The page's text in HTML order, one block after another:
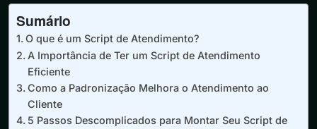
Sumário
O que é um Script de Atendimento?
A Importância de Ter um Script de Atendimento
Eficiente
Como a Padronização Melhora o Atendimento ao
Cliente
5 Passos Descomplicados para Montar Seu Script de